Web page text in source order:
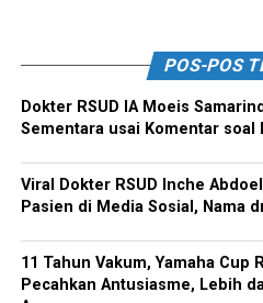
POS-POS
Dokter RSUD IA Moeis
Sementara usai Komentar soal
Viral Dokter RSUD Inche
Pasien di Media Sosial, Nama
11 Tahun Vakum, Yamaha Cup
Pecahkan Antusiasme, Lebih